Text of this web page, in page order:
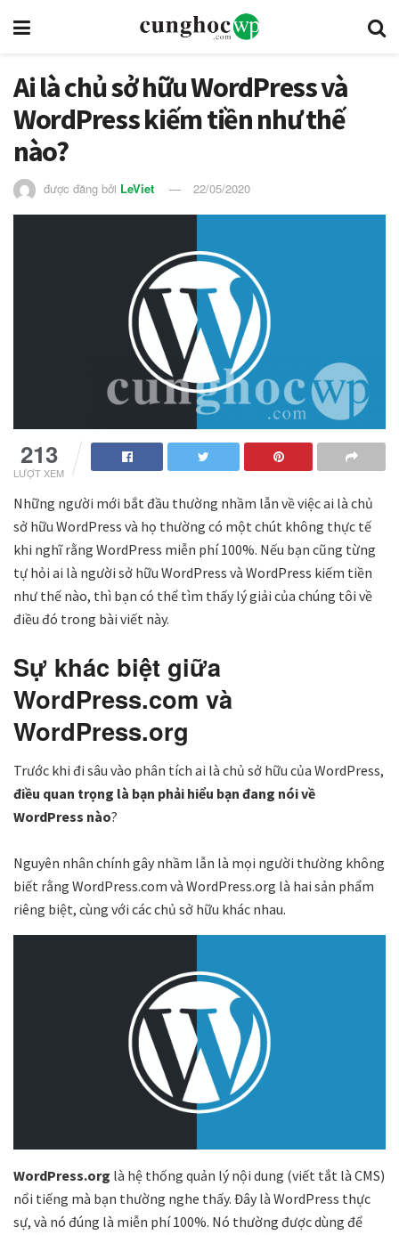
Ai là chủ sở hữu WordPress và
WordPress kiếm tiền như thế
nào?
được đăng bởi LeViet 22/05/2020
213
LƯỢT XEM
Những người mới bắt đầu thường nhầm lẫn về việc ai là chủ
sở hữu WordPress và họ thường có một chút không thực tế
khi nghĩ rằng WordPress miễn phí 100%. Nếu bạn cũng từng
tự hỏi ai là người sở hữu WordPress và WordPress kiếm tiền
như thế nào, thì bạn có thể tìm thấy lý giải của chúng tôi về
điều đó trong bài viết này.
Sự khác biệt giữa
WordPress.com và
WordPress.org
Trước khi đi sâu vào phân tích ai là chủ sở hữu của WordPress,
điều quan trọng là bạn phải hiểu bạn đang nói về
WordPress nào?
Nguyên nhân chính gây nhầm lẫn là mọi người thường không
biết rằng WordPress.com và WordPress.org là hai sản phẩm
riêng biệt, cùng với các chủ sở hữu khác nhau.
WordPress.org là hệ thống quản lý nội dung (viết tắt là CMS)
nổi tiếng mà bạn thường nghe thấy. Đây là WordPress thực
sự, và nó đúng là miễn phí 100%. Nó thường được dùng để